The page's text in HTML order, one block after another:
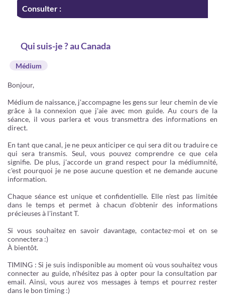
Consulter :
Qui suis-je ? au Canada
Médium
Bonjour,
Médium de naissance, j'accompagne les gens sur leur chemin de vie
grâce à la connexion que j'aie avec mon guide. Au cours de la
séance, il vous parlera et vous transmettra des informations en
direct.
En tant que canal, je ne peux anticiper ce qui sera dit ou traduire ce
qui sera transmis. Seul, vous pouvez comprendre ce que cela
signifie. De plus, j'accorde un grand respect pour la médiumnité,
c'est pourquoi je ne pose aucune question et ne demande aucune
information.
Chaque séance est unique et confidentielle. Elle n'est pas limitée
dans le temps et permet à chacun d'obtenir des informations
précieuses à l'instant T.
Si vous souhaitez en savoir davantage, contactez-moi et on se
connectera :)
À bientôt.
TIMING : Si je suis indisponible au moment où vous souhaitez vous
connecter au guide, n'hésitez pas à opter pour la consultation par
email. Ainsi, vous aurez vos messages à temps et pourrez rester
dans le bon timing :)